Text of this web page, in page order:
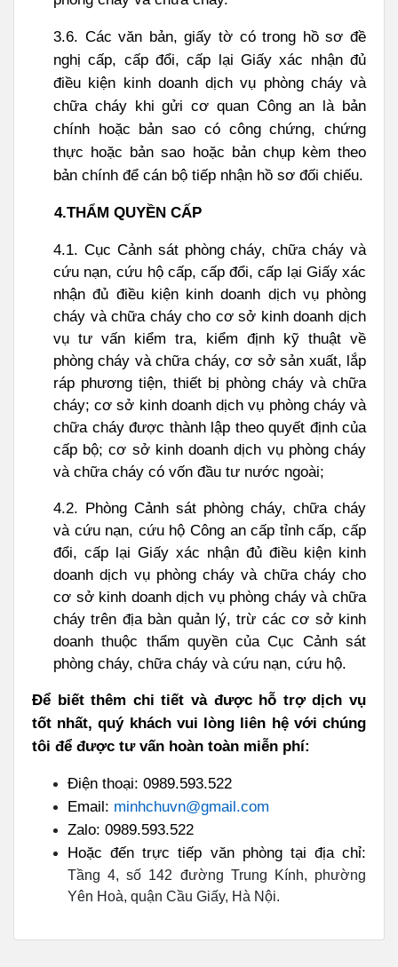
3.6. Các văn bản, giấy tờ có trong hồ sơ đề
nghị cấp, cấp đổi, cấp lại Giấy xác nhận đủ
điều kiện kinh doanh dịch vụ phòng cháy và
chữa cháy khi gửi cơ quan Công an là bản
chính hoặc bản sao có công chứng, chứng
thực hoặc bản sao hoặc bản chụp kèm theo
bản chính để cán bộ tiếp nhận hồ sơ đối chiếu.
4.THẨM QUYỀN CẤP
4.1. Cục Cảnh sát phòng cháy, chữa cháy và
cứu nạn, cứu hộ cấp, cấp đổi, cấp lại Giấy xác
nhận đủ điều kiện kinh doanh dịch vụ phòng
cháy và chữa cháy cho cơ sở kinh doanh dịch
vụ tư vấn kiểm tra, kiểm định kỹ thuật về
phòng cháy và chữa cháy, cơ sở sản xuất, lắp
ráp phương tiện, thiết bị phòng cháy và chữa
cháy; cơ sở kinh doanh dịch vụ phòng cháy và
chữa cháy được thành lập theo quyết định của
cấp bộ; cơ sở kinh doanh dịch vụ phòng cháy
và chữa cháy có vốn đầu tư nước ngoài;
4.2. Phòng Cảnh sát phòng cháy, chữa cháy
và cứu nạn, cứu hộ Công an cấp tỉnh cấp, cấp
đổi, cấp lại Giấy xác nhận đủ điều kiện kinh
doanh dịch vụ phòng cháy và chữa cháy cho
cơ sở kinh doanh dịch vụ phòng cháy và chữa
cháy trên địa bàn quản lý, trừ các cơ sở kinh
doanh thuộc thẩm quyền của Cục Cảnh sát
phòng cháy, chữa cháy và cứu nạn, cứu hộ.
Để biết thêm chi tiết vàđược hỗ trợ dịch vụ
tốt nhất,quý khách vui lòng liên hệ với chúng
tôi để được tư vấn hoàn toàn miễn phí:
Điện thoại: 0989.593.522
Email: minhchuvn@gmail.com
Zalo: 0989.593.522
Hoặc đến trực tiếp văn phòng tại địa chỉ:
Tầng 4, số 142 đường Trung Kính, phường
Yên Hoà, quận Cầu Giấy, Hà Nội.